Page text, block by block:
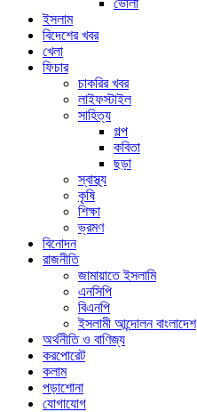
ভোলা
ইসলাম
বিদেশের খবর
খেলা
ফিচার
চাকরির খবর
লাইফস্টাইল
সাহিত্য
গল্প
কবিতা
ছড়া
স্বাস্থ্য
কৃষি
শিক্ষা
ভ্রমণ
বিনোদন
রাজনীতি
জামায়াতে ইসলামি
এনসিপি
বিএনপি
ইসলামী আন্দোলন বাংলাদেশ
অর্থনীতি ও বাণিজ্য
করপোরেট
কলাম
পড়াশোনা
যোগাযোগ